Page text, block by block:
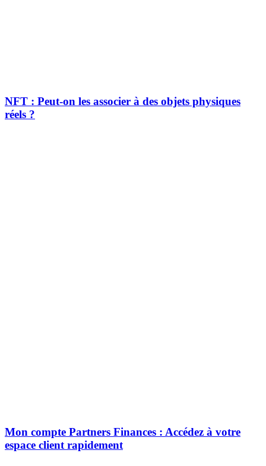
NFT : Peut-on les associer à des objets physiques
réels ?
Mon compte Partners Finances : Accédez à votre
espace client rapidement